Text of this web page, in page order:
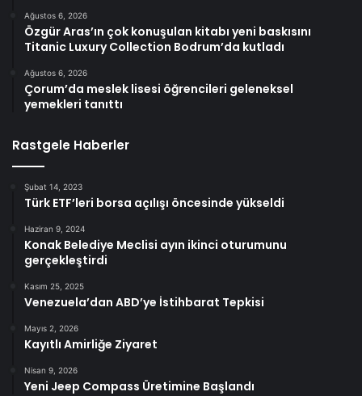
Ağustos 6, 2026
Özgür Aras’ın çok konuşulan kitabı yeni baskısını
Titanic Luxury Collection Bodrum’da kutladı
Ağustos 6, 2026
Çorum’da meslek lisesi öğrencileri geleneksel
yemekleri tanıttı
Rastgele Haberler
Şubat 14, 2023
Türk ETF’leri borsa açılışı öncesinde yükseldi
Haziran 9, 2024
Konak Belediye Meclisi ayın ikinci oturumunu
gerçekleştirdi
Kasım 25, 2025
Venezuela’dan ABD’ye İstihbarat Tepkisi
Mayıs 2, 2026
Kayıtlı Amirliğe Ziyaret
Nisan 9, 2026
Yeni Jeep Compass Üretimine Başlandı